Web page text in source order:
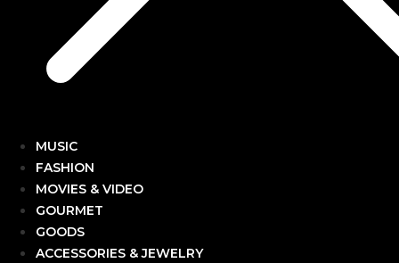
MUSIC
FASHION
MOVIES & VIDEO
GOURMET
GOODS
ACCESSORIES & JEWELRY